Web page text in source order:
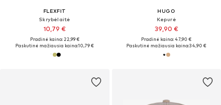
FLEXFIT
Skrybėlaitė
10,79 €
Pradinė kaina: 22,99 €
Paskutinė mažiausia kaina:10,79 €
HUGO
Kepurė
39,90 €
Pradinė kaina: 47,90 €
Paskutinė mažiausia kaina:34,90 €